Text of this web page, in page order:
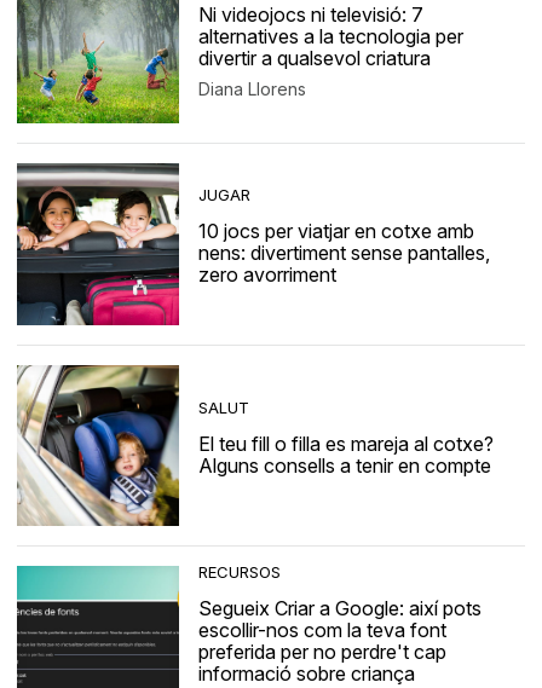
Ni videojocs ni televisió: 7
alternatives a la tecnologia per
divertir a qualsevol criatura
Diana Llorens
JUGAR
10 jocs per viatjar en cotxe amb
nens: divertiment sense pantalles,
zero avorriment
SALUT
El teu fill o filla es mareja al cotxe?
Alguns consells a tenir en compte
RECURSOS
Segueix Criar a Google: així pots
escollir-nos com la teva font
preferida per no perdre't cap
informació sobre criança